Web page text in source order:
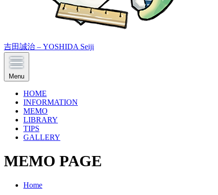
吉田誠治 – YOSHIDA Seiji
Menu
HOME
INFORMATION
MEMO
LIBRARY
TIPS
GALLERY
MEMO PAGE
Home